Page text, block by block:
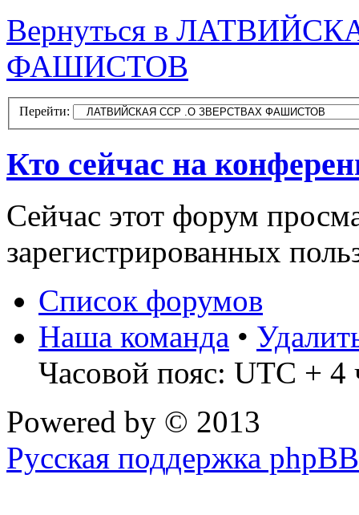
Вернуться в
ФАШИСТОВ
Перейти:
Кто сейчас на
Сейчас этот форум
зарегистрированных
Список форумов
Наша команда •
Часовой пояс: UTC + 4
Powered by © 2013
Русская поддержка phpBB